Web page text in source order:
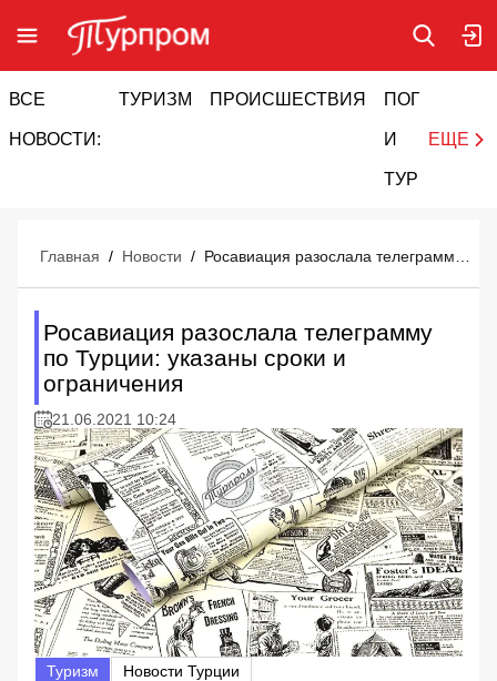
ВСЕ
НОВОСТИ:
ТУРИЗМ ПРОИСШЕСТВИЯ ПОГОДА
И
ТУРИЗМ
ЕЩЕ
Главная / Новости /
Росавиация разослала телеграмму
по Турции: указаны сроки и
ограничения
21.06.2021 10:24
Туризм Новости Турции